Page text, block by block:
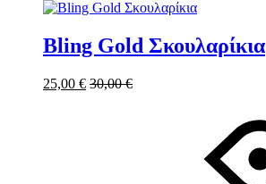
Bling Gold Σκουλαρίκια
25,00 € 30,00€